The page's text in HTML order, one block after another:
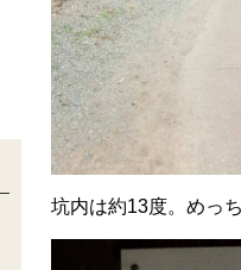
坑内は約13度。めっ